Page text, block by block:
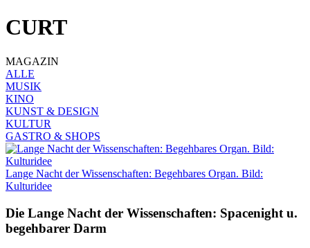
CURT
MAGAZIN
ALLE
MUSIK
KINO
KUNST & DESIGN
KULTUR
GASTRO & SHOPS
Lange Nacht der Wissenschaften: Begehbares Organ. Bild:
Kulturidee
Die Lange Nacht der Wissenschaften: Spacenight u.
begehbarer Darm